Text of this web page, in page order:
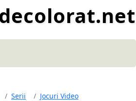
Serii
Jocuri Video